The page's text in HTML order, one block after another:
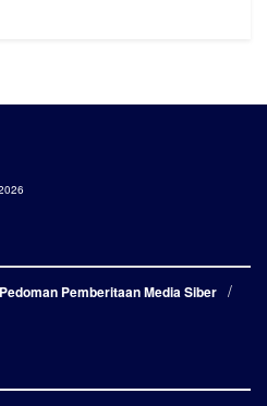
Pedoman Pemberitaan Media Siber